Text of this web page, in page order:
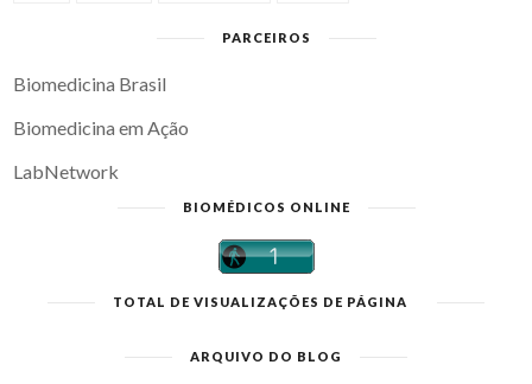
PARCEIROS
Biomedicina Brasil
Biomedicina em Ação
LabNetwork
BIOMÉDICOS ONLINE
TOTAL DE VISUALIZAÇÕES DE PÁGINA
ARQUIVO DO BLOG